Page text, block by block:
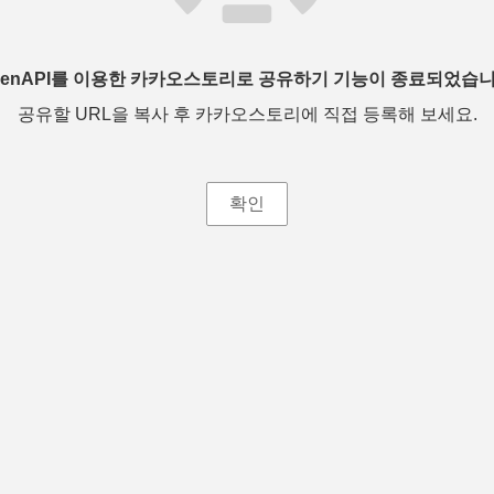
를 이용한 카카오스토리로 공유하기 기능이 종료되었습
공유할 URL을 복사 후 카카오스토리에 직접 등록해 보세요.
확인